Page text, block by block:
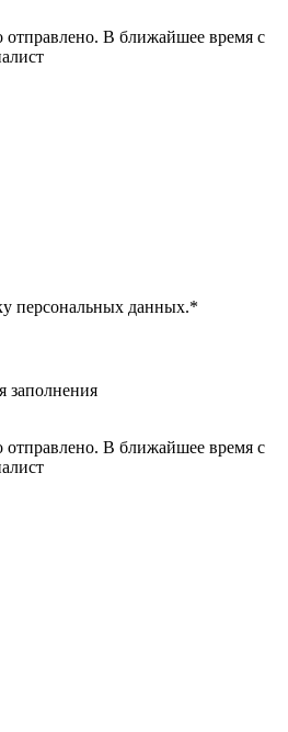
В ближайшее время с
персональных данных.*
заполнения
В ближайшее время с